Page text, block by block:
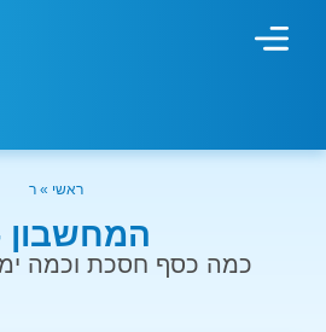
ראשי »ר
המחשבון
כמה כסף חסכת וכמה